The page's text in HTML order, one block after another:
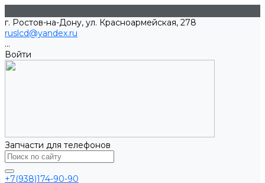
г. Ростов-на-Дону, ул. Красноармейская, 278
ruslcd@yandex.ru
...
Войти
Запчасти для телефонов
+7(938)174-90-90